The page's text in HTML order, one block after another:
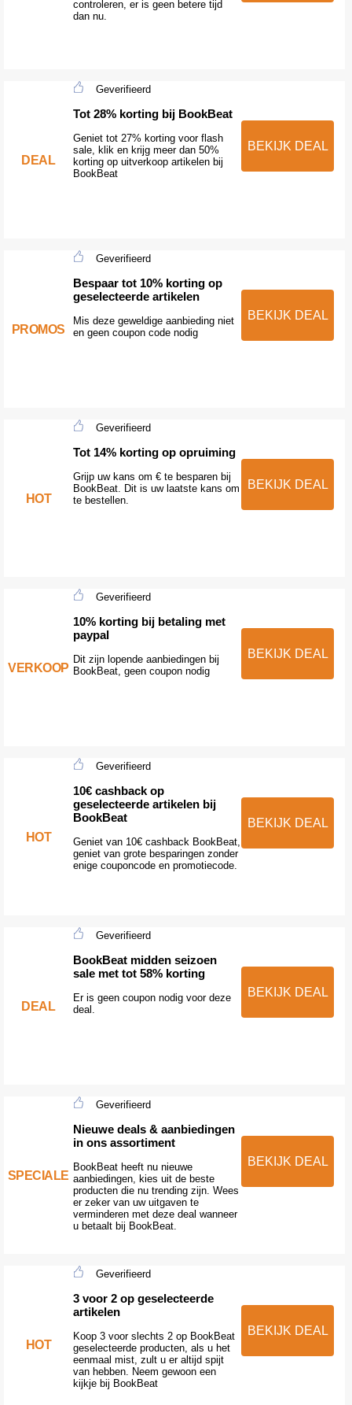
controleren, er is geen betere tijd
dan nu.
DEAL
Geverifieerd
Tot 28% korting bij BookBeat
Geniet tot 27% korting voor flash
sale, klik en krijg meer dan 50%
korting op uitverkoop artikelen bij
BookBeat
BEKIJK DEAL
PROMOS
Geverifieerd
Bespaar tot 10% korting op
geselecteerde artikelen
Mis deze geweldige aanbieding niet
en geen coupon code nodig
BEKIJK DEAL
HOT
Geverifieerd
Tot 14% korting op opruiming
Grijp uw kans om € te besparen bij
BookBeat. Dit is uw laatste kans om
te bestellen.
BEKIJK DEAL
VERKOOP
Geverifieerd
10% korting bij betaling met
paypal
Dit zijn lopende aanbiedingen bij
BookBeat, geen coupon nodig
BEKIJK DEAL
HOT
Geverifieerd
10€ cashback op
geselecteerde artikelen bij
BookBeat
Geniet van 10€ cashback BookBeat,
geniet van grote besparingen zonder
enige couponcode en promotiecode.
BEKIJK DEAL
DEAL
Geverifieerd
BookBeat midden seizoen
sale met tot 58% korting
Er is geen coupon nodig voor deze
deal.
BEKIJK DEAL
SPECIALE
Geverifieerd
Nieuwe deals & aanbiedingen
in ons assortiment
BookBeat heeft nu nieuwe
aanbiedingen, kies uit de beste
producten die nu trending zijn. Wees
er zeker van uw uitgaven te
verminderen met deze deal wanneer
u betaalt bij BookBeat.
BEKIJK DEAL
HOT
Geverifieerd
3 voor 2 op geselecteerde
artikelen
Koop 3 voor slechts 2 op BookBeat
geselecteerde producten, als u het
eenmaal mist, zult u er altijd spijt
van hebben. Neem gewoon een
kijkje bij BookBeat
BEKIJK DEAL